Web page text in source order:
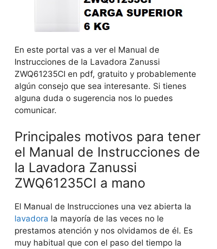
En este portal vas a ver el Manual de
Instrucciones de la Lavadora Zanussi
ZWQ61235CI en pdf, gratuito y probablemente
algún consejo que sea interesante. Si tienes
alguna duda o sugerencia nos lo puedes
comunicar.
Principales motivos para tener
el Manual de Instrucciones de
la Lavadora Zanussi
ZWQ61235CI a mano
El Manual de Instrucciones una vez abierta la
lavadora la mayoría de las veces no le
prestamos atención y nos olvidamos de él. Es
muy habitual que con el paso del tiempo la